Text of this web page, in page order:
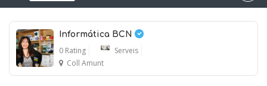
Informática BCN
0 Rating
Serveis
Coll Amunt